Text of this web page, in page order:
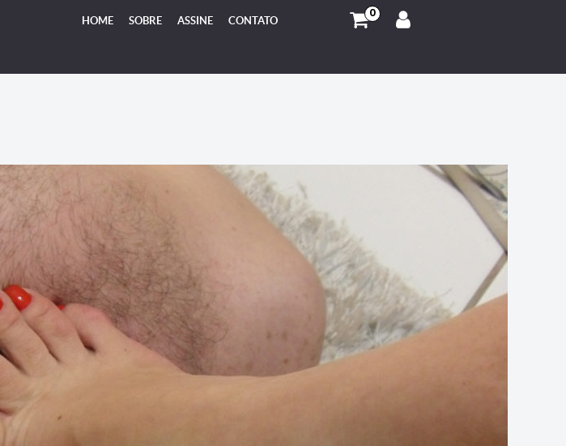
HOME SOBRE ASSINE CONTATO 0